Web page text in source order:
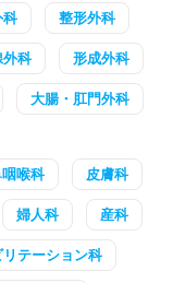
科 整形外科
外科 形成外科
大腸・肛門外科
喉科 皮膚科
婦人科 産科
リテーション科